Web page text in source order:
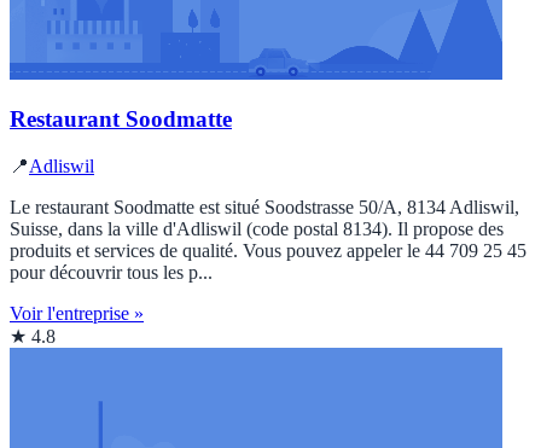
Restaurant Soodmatte
📍Adliswil
Le restaurant Soodmatte est situé Soodstrasse 50/A, 8134 Adliswil,
Suisse, dans la ville d'Adliswil (code postal 8134). Il propose des
produits et services de qualité. Vous pouvez appeler le 44 709 25 45
pour découvrir tous les p...
Voir l'entreprise »
★ 4.8